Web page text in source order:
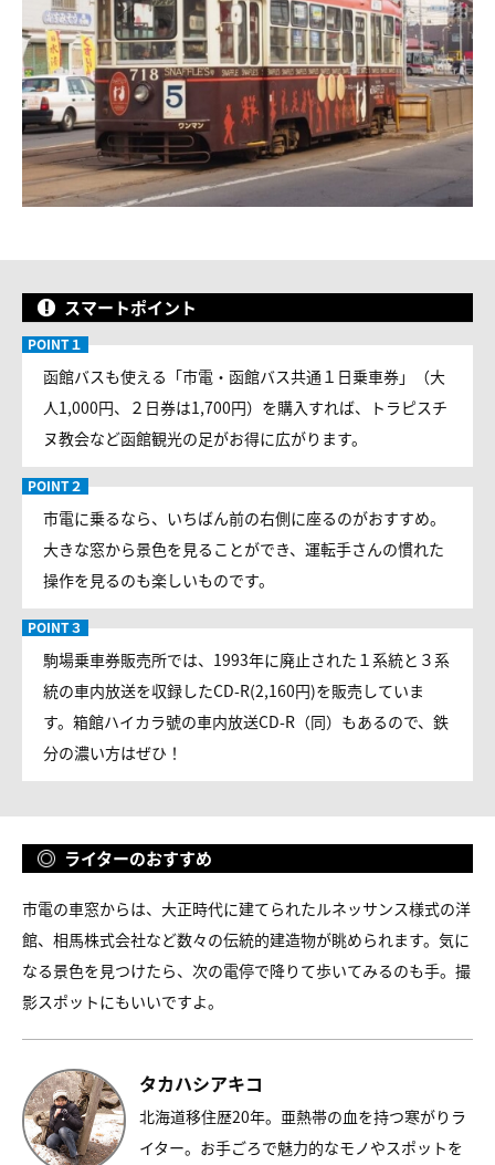
スマートポイント
函館バスも使える「市電・函館バス共通１日乗車券」（大
人1,000円、２日券は1,700円）を購入すれば、トラピスチ
ヌ教会など函館観光の足がお得に広がります。
市電に乗るなら、いちばん前の右側に座るのがおすすめ。
大きな窓から景色を見ることができ、運転手さんの慣れた
操作を見るのも楽しいものです。
駒場乗車券販売所では、1993年に廃止された１系統と３系
統の車内放送を収録したCD-R(2,160円)を販売していま
す。箱館ハイカラ號の車内放送CD-R（同）もあるので、鉄
分の濃い方はぜひ！
ライターのおすすめ
市電の車窓からは、大正時代に建てられたルネッサンス様式の洋
館、相馬株式会社など数々の伝統的建造物が眺められます。気に
なる景色を見つけたら、次の電停で降りて歩いてみるのも手。撮
影スポットにもいいですよ。
タカハシアキコ
北海道移住歴20年。亜熱帯の血を持つ寒がりラ
イター。お手ごろで魅力的なモノやスポットを